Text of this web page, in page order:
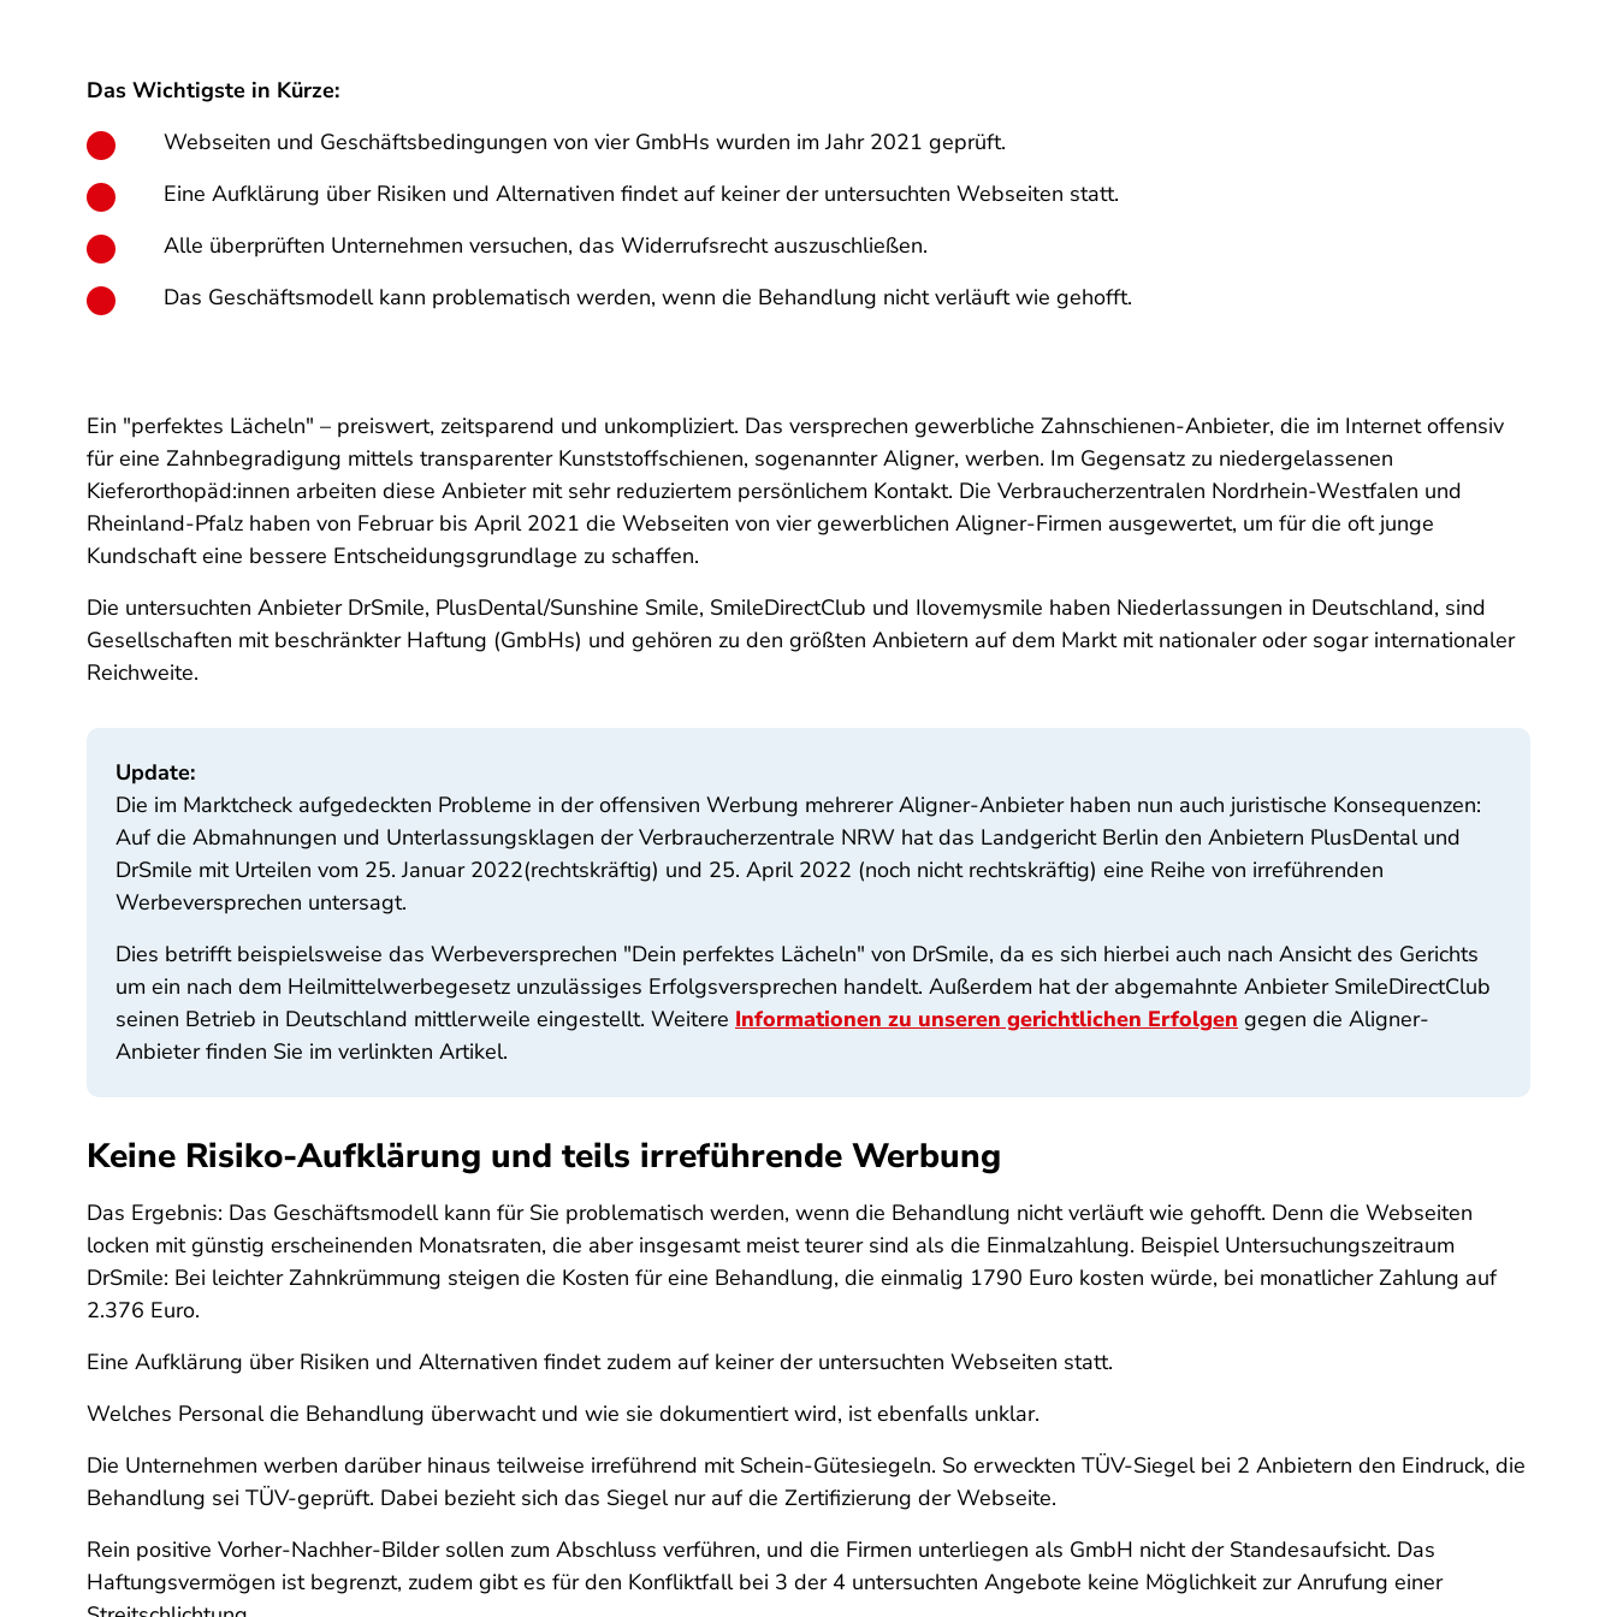
Das Wichtigste in Kürze:
Webseiten und Geschäftsbedingungen von vier GmbHs wurden im Jahr 2021 geprüft.
Eine Aufklärung über Risiken und Alternativen findet auf keiner der untersuchten Webseiten statt.
Alle überprüften Unternehmen versuchen, das Widerrufsrecht auszuschließen.
Das Geschäftsmodell kann problematisch werden, wenn die Behandlung nicht verläuft wie gehofft.
Ein "perfektes Lächeln" – preiswert, zeitsparend und unkompliziert. Das versprechen gewerbliche Zahnschienen-Anbieter, die im Internet offensiv
für eine Zahnbegradigung mittels transparenter Kunststoffschienen, sogenannter Aligner, werben. Im Gegensatz zu niedergelassenen
Kieferorthopäd:innen arbeiten diese Anbieter mit sehr reduziertem persönlichem Kontakt. Die Verbraucherzentralen Nordrhein-Westfalen und
Rheinland-Pfalz haben von Februar bis April 2021 die Webseiten von vier gewerblichen Aligner-Firmen ausgewertet, um für die oft junge
Kundschaft eine bessere Entscheidungsgrundlage zu schaffen.
Die untersuchten Anbieter DrSmile, PlusDental/Sunshine Smile, SmileDirectClub und Ilovemysmile haben Niederlassungen in Deutschland, sind
Gesellschaften mit beschränkter Haftung (GmbHs) und gehören zu den größten Anbietern auf dem Markt mit nationaler oder sogar internationaler
Reichweite.
Update:
Die im Marktcheck aufgedeckten Probleme in der offensiven Werbung mehrerer Aligner-Anbieter haben nun auch juristische Konsequenzen:
Auf die Abmahnungen und Unterlassungsklagen der Verbraucherzentrale NRW hat das Landgericht Berlin den Anbietern PlusDental und
DrSmile mit Urteilen vom 25. Januar 2022(rechtskräftig) und 25. April 2022 (noch nicht rechtskräftig) eine Reihe von irreführenden
Werbeversprechen untersagt.
Dies betrifft beispielsweise das Werbeversprechen "Dein perfektes Lächeln" von DrSmile, da es sich hierbei auch nach Ansicht des Gerichts
um ein nach dem Heilmittelwerbegesetz unzulässiges Erfolgsversprechen handelt. Außerdem hat der abgemahnte Anbieter SmileDirectClub
seinen Betrieb in Deutschland mittlerweile eingestellt. Weitere Informationen zu unseren gerichtlichen Erfolgen gegen die Aligner-
Anbieter finden Sie im verlinkten Artikel.
Keine Risiko-Aufklärung und teils irreführende Werbung
Das Ergebnis: Das Geschäftsmodell kann für Sie problematisch werden, wenn die Behandlung nicht verläuft wie gehofft. Denn die Webseiten
locken mit günstig erscheinenden Monatsraten, die aber insgesamt meist teurer sind als die Einmalzahlung. Beispiel Untersuchungszeitraum
DrSmile: Bei leichter Zahnkrümmung steigen die Kosten für eine Behandlung, die einmalig 1790 Euro kosten würde, bei monatlicher Zahlung auf
2.376 Euro.
Eine Aufklärung über Risiken und Alternativen findet zudem auf keiner der untersuchten Webseiten statt.
Welches Personal die Behandlung überwacht und wie sie dokumentiert wird, ist ebenfalls unklar.
Die Unternehmen werben darüber hinaus teilweise irreführend mit Schein-Gütesiegeln. So erweckten TÜV-Siegel bei 2 Anbietern den Eindruck, die
Behandlung sei TÜV-geprüft. Dabei bezieht sich das Siegel nur auf die Zertifizierung der Webseite.
Rein positive Vorher-Nachher-Bilder sollen zum Abschluss verführen, und die Firmen unterliegen als GmbH nicht der Standesaufsicht. Das
Haftungsvermögen ist begrenzt, zudem gibt es für den Konfliktfall bei 3 der 4 untersuchten Angebote keine Möglichkeit zur Anrufung einer